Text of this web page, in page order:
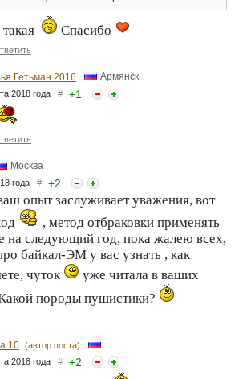
Спасибо
Гетьман 2016 Армянск
2018 года # +1
Москва
года # +2
опыт заслуживает уважения, вот
, метод отбраковки применять
на следующий год, пока жалею всех,
байкал-ЭМ у вас узнать , как
чуток
уже читала в ваших
породы пушистики?
10 (автор поста)
2018 года # +2